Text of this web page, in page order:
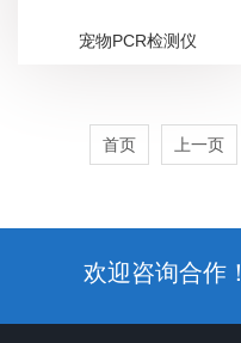
宠物PCR检测仪
首页 上一页
欢迎咨询合作！